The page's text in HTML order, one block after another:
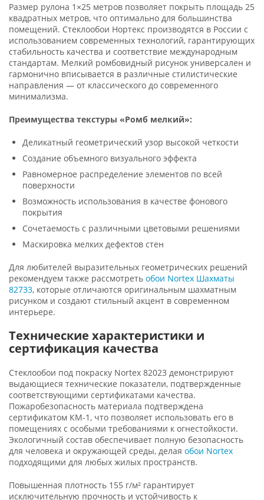
Размер рулона 1×25 метров позволяет покрыть площадь 25
квадратных метров, что оптимально для большинства
помещений. Стеклообои Нортекс производятся в России с
использованием современных технологий, гарантирующих
стабильность качества и соответствие международным
стандартам. Мелкий ромбовидный рисунок универсален и
гармонично вписывается в различные стилистические
направления — от классического до современного
минимализма.
Преимущества текстуры «Ромб мелкий»:
Деликатный геометрический узор высокой четкости
Создание объемного визуального эффекта
Равномерное распределение элементов по всей
поверхности
Возможность использования в качестве фонового
покрытия
Сочетаемость с различными цветовыми решениями
Маскировка мелких дефектов стен
Для любителей выразительных геометрических решений
рекомендуем также рассмотреть обои Nortex Шахматы
82733, которые отличаются оригинальным шахматным
рисунком и создают стильный акцент в современном
интерьере.
Технические характеристики и
сертификация качества
Стеклообои под покраску Nortex 82023 демонстрируют
выдающиеся технические показатели, подтвержденные
соответствующими сертификатами качества.
Пожаробезопасность материала подтверждена
сертификатом КМ-1, что позволяет использовать его в
помещениях с особыми требованиями к огнестойкости.
Экологичный состав обеспечивает полную безопасность
для человека и окружающей среды, делая обои Nortex
подходящими для любых жилых пространств.
Повышенная плотность 155 г/м² гарантирует
исключительную прочность и устойчивость к